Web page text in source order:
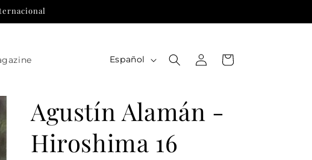
o
m
a
Español
sesión
Carrito
Agustín Alamán -
Hiroshima 16